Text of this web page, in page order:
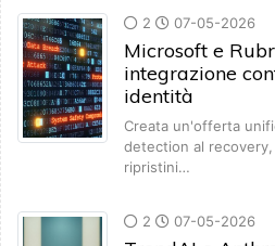
2 07-05-2026
Microsoft e
integrazione
identità
Creata un'offerta
detection al
ripristini…
2 07-05-2026